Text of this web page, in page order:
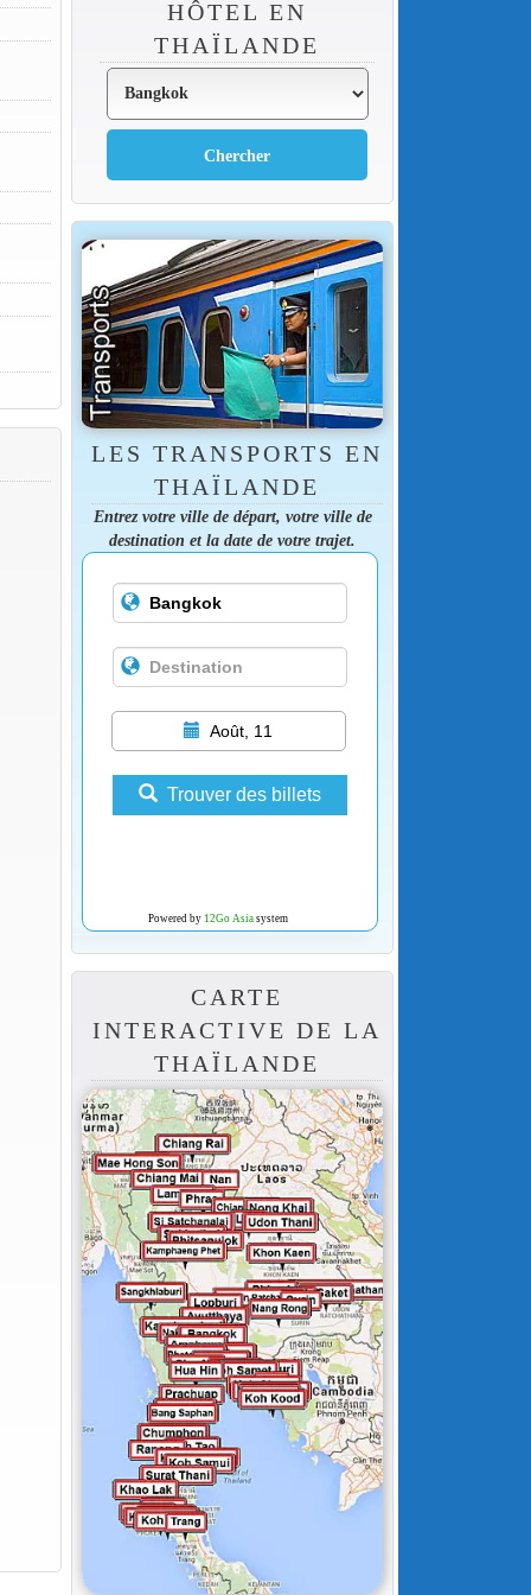
HÔTEL EN
THAÏLANDE
LES TRANSPORTS EN
THAÏLANDE
Entrez votre ville de départ, votre ville de
destination et la date de votre trajet.
Août, 11
Trouver des billets
Powered by 12Go Asiasystem
CARTE
INTERACTIVE DE LA
THAÏLANDE